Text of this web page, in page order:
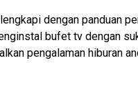
dengan panduan
bufet tv dengan
pengalaman hiburan